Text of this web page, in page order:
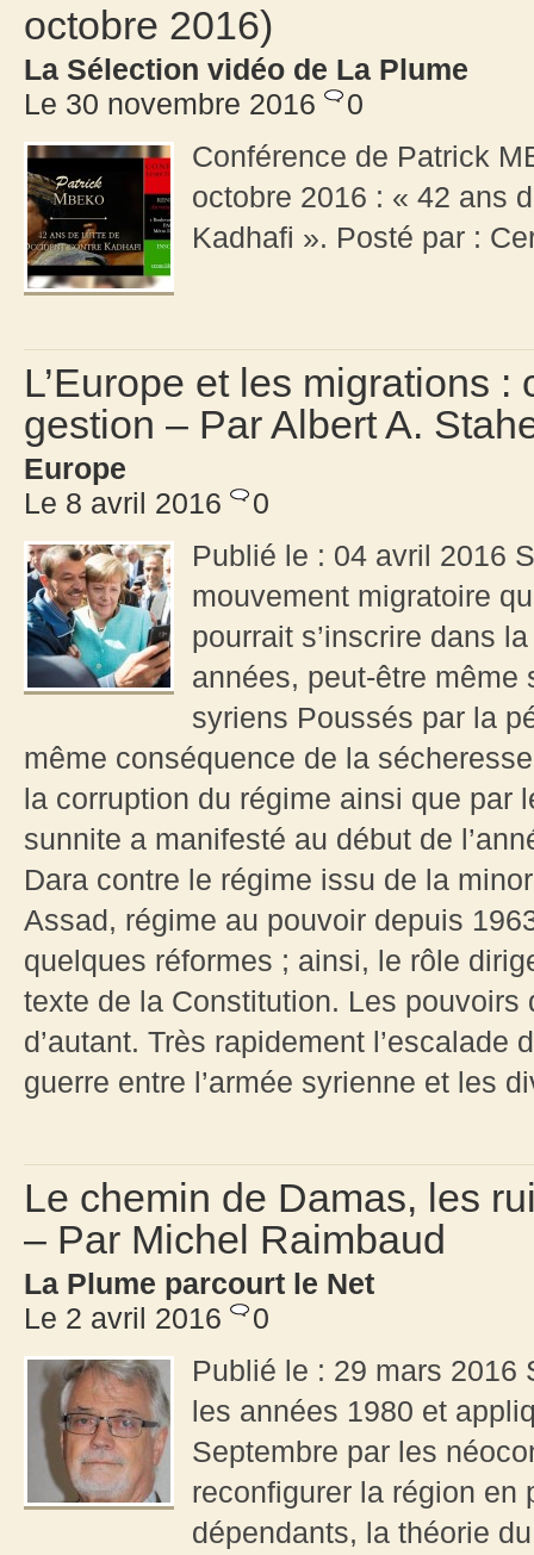
octobre 2016)
La Sélection vidéo de La Plume
Le 30 novembre 2016
0
Conférence de Patrick
octobre 2016 : « 42 ans
Kadhafi ». Posté par :
L’Europe et les migrations
gestion – Par Albert A.
Europe
Le 8 avril 2016
0
Publié le : 04 avril 2016
mouvement migratoire
pourrait s’inscrire dans
années, peut-être
syriens Poussés par la
même conséquence de la
la corruption du régime ainsi que par
sunnite a manifesté au début de
Dara contre le régime issu de la
Assad, régime au pouvoir depuis
quelques réformes ; ainsi, le rôle
texte de la Constitution. Les
d’autant. Très rapidement
guerre entre l’armée syrienne et les
Le chemin de Damas, les
– Par Michel Raimbaud
La Plume parcourt le Net
Le 2 avril 2016
0
Publié le : 29 mars 2016
les années 1980 et
Septembre par les
reconfigurer la région en
dépendants, la théorie